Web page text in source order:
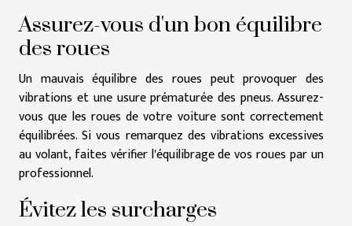
Assurez-vous d'un bon équilibre
des roues
Un mauvais équilibre des roues peut provoquer des
vibrations et une usure prématurée des pneus. Assurez-
vous que les roues de votre voiture sont correctement
équilibrées. Si vous remarquez des vibrations excessives
au volant, faites vérifier l'équilibrage de vos roues par un
professionnel.
Évitez les surcharges